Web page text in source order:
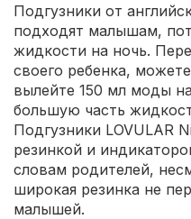
Подгузники от
подходят малышам,
жидкости на ночь.
своего ребенка,
вылейте 150 мл моды
большую часть
Подгузники LOVULAR
резинкой и
словам родителей,
широкая резинка не
малышей.